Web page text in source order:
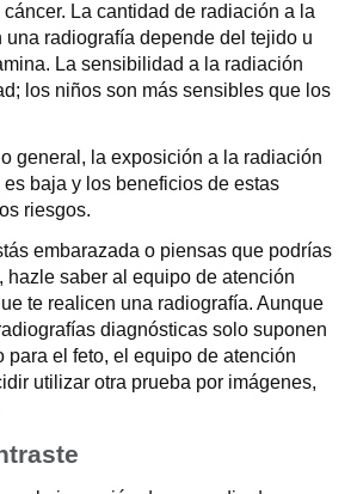
La cantidad de radiación a la
una radiografía depende del tejido u
La sensibilidad a la radiación
los niños son más sensibles que los
general, la exposición a la radiación
baja y los beneficios de estas
riesgos.
embarazada o piensas que podrías
hazle saber al equipo de atención
te realicen una radiografía. Aunque
diagnósticas solo suponen
para el feto, el equipo de atención
utilizar otra prueba por imágenes,